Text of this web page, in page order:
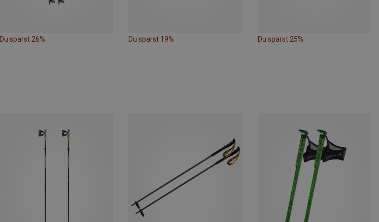
Du sparst 26% Du sparst 19% Du sparst 25%